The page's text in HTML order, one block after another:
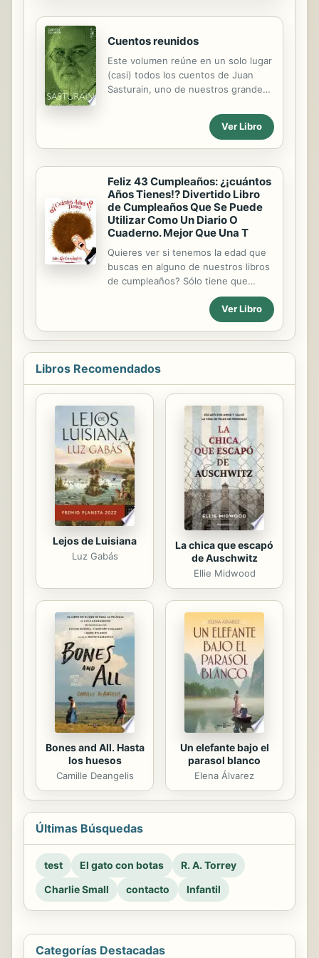
que se aman con gran intensidad,
con Puro Amor A la Mexicana.
Cuentos reunidos
Este volumen reúne en un solo lugar
(casi) todos los cuentos de Juan
Sasturain, uno de nuestros grandes
linaje del género "cuentista
argentino". «Sasturain vuelve nueva,
en su escucha, nuestra lengua,
lo bajo, la referencia erudita con el
habla popular lisa y llana. Al leer su
prosa se tiene la impresión de que
está contada oralmente. Pero debajo
de esa tersura, esa llaneza, hay,
biblioteca.» Guillermo Saccomanno
«Todo escritor que nos importa
extrae de la infancia el mapa mudo
Ver Libro
Feliz 43 Cumpleaños: ¿¡cuántos
Años Tienes!? Divertido Libro
de Cumpleaños Que Se Puede
Utilizar Como Un Diario O
Cuaderno. Mejor Que Una T
Quieres ver si tenemos la edad que
buscas en alguno de nuestros libros
de cumpleaños? Sólo tiene que
buscar las palabras subir de nivel
diseños + la edad que busca +
cumpleaños, por ejemplo: level up
designs 18 cumpleaños. Este libro es
el regalo de cumpleaños perfecto! Es
divertido, único y seguro de poner
amigo, un ser querido o conocido,
les recordará ese cumpleaños
especial durante años por venir. Este
libro que se puede utilizar como un
diario o características de cuaderno:
105 páginas forrado AMPLIAS líneas
para un montón de espacio...
Ver Libro
Libros Recomendados
Lejos de Luisiana
Luz Gabás
La chica que escapó
de Auschwitz
Ellie Midwood
Bones and All. Hasta
los huesos
Camille Deangelis
Un elefante bajo el
parasol blanco
Elena Álvarez
Últimas Búsquedas
test El gato con botas
R. A. Torrey
Charlie Small
contacto Infantil
Categorías Destacadas